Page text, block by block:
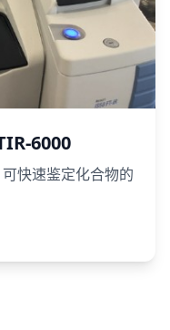
6000
快速鉴定化合物的